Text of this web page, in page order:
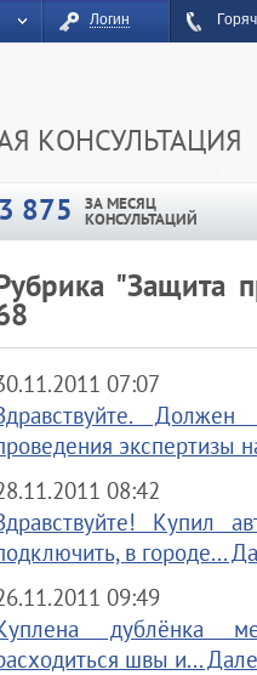
Логин
КОНСУЛЬТАЦИЯ
3 875 ЗА МЕСЯЦ
КОНСУЛЬТАЦИЙ
"Защита
07:07
экспертизы
08:42
Купил
в городе...
09:49
дублёнка
швы и...